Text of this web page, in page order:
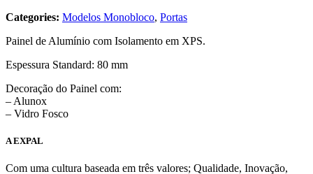
Categories: Modelos Monobloco, Portas
Painel de Alumínio com Isolamento em XPS.
Espessura Standard: 80 mm
Decoração do Painel com:
– Alunox
– Vidro Fosco
A EXPAL
Com uma cultura baseada em três valores; Qualidade, Inovação,